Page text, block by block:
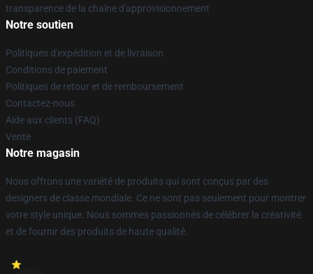
transparence de la chaîne d'approvisionnement
Notre soutien
Politiques d'expédition et de livraison
Conditions de paiement
Politiques de retour et de remboursement
Contactez-nous
Aide aux clients (FAQ)
Vente
Notre magasin
Nous offrons une variété de produits qui sont conçus par des
designers de classe mondiale. Ce ne sont pas seulement pour montrer
votre style unique. Nous sommes passionnés de célébrer la créativité
et de fournir des produits de haute qualité.